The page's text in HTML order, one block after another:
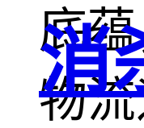
底
物
消